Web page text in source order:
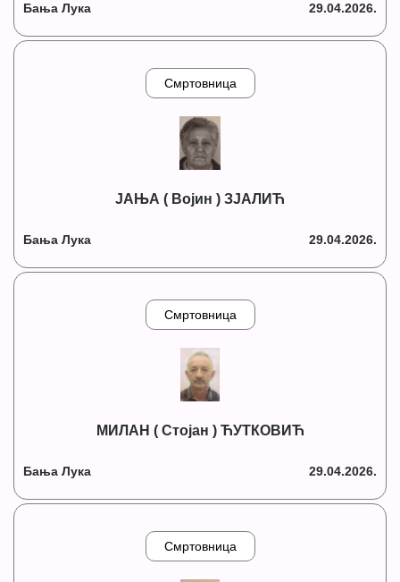
Бања Лука 29.04.2026.
Смртовница
ЈАЊА ( Војин ) ЗЈАЛИЋ
Бања Лука 29.04.2026.
Смртовница
МИЛАН ( Стојан ) ЋУТКОВИЋ
Бања Лука 29.04.2026.
Смртовница